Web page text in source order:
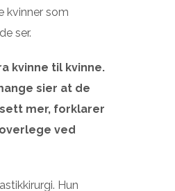
kvinner som
ser.
kvinne til kvinne.
sier at de
mer, forklarer
ved
Hun